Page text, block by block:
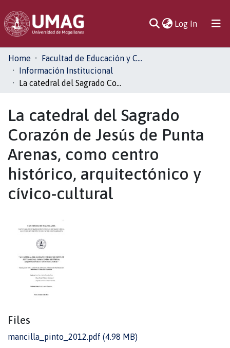
Log In(current)
Communities
& Collections
Statistics
Home
Facultad de Educación y Ciencias Sociales
Información Institucional
La catedral del Sagrado Corazón de Jesús de Punta Arenas, como centro histórico, arquitectónico y cívico-cultural
La catedral del Sagrado
Corazón de Jesús de Punta
Arenas, como centro
histórico, arquitectónico y
cívico-cultural
Files
mancilla_pinto_2012.pdf (4.98 MB)